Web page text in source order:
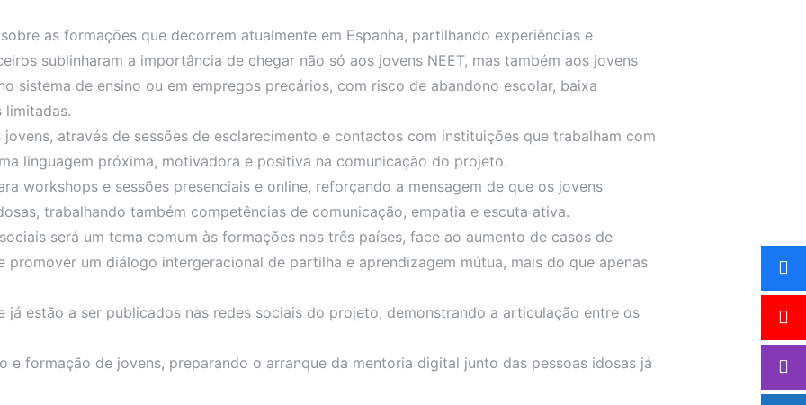
as formações que decorrem atualmente em Espanha, partilhando experiências e
sublinharam a importância de chegar não só aos jovens NEET, mas também aos jovens
sistema de ensino ou em empregos precários, com risco de abandono escolar, baixa
limitadas.
através de sessões de esclarecimento e contactos com instituições que trabalham com
linguagem próxima, motivadora e positiva na comunicação do projeto.
workshops e sessões presenciais e online, reforçando a mensagem de que os jovens
trabalhando também competências de comunicação, empatia e escuta ativa.
será um tema comum às formações nos três países, face ao aumento de casos de
um diálogo intergeracional de partilha e aprendizagem mútua, mais do que apenas
já estão a ser publicados nas redes sociais do projeto, demonstrando a articulação entre os
e formação de jovens, preparando o arranque da mentoria digital junto das pessoas idosas já